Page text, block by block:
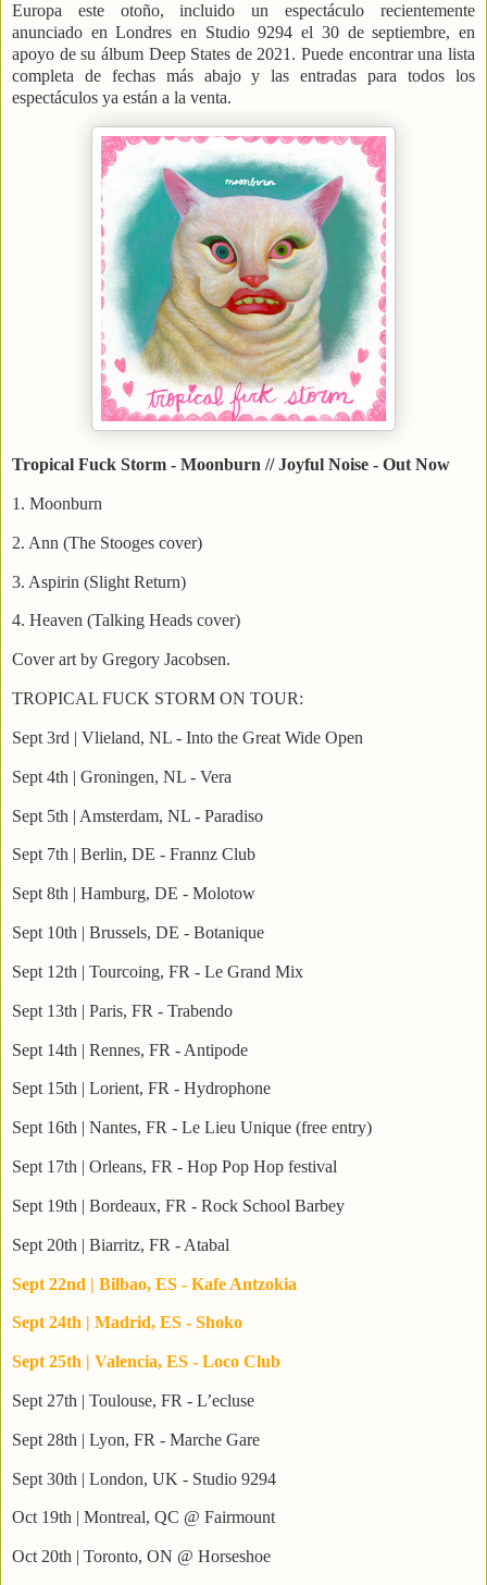
Europa este otoño, incluido un espectáculo recientemente
anunciado en Londres en Studio 9294 el 30 de septiembre, en
apoyo de su álbum Deep States de 2021. Puede encontrar una lista
completa de fechas más abajo y las entradas para todos los
espectáculos ya están a la venta.
Tropical Fuck Storm - Moonburn // Joyful Noise - Out Now
1. Moonburn
2. Ann (The Stooges cover)
3. Aspirin (Slight Return)
4. Heaven (Talking Heads cover)
Cover art by Gregory Jacobsen.
TROPICAL FUCK STORM ON TOUR:
Sept 3rd | Vlieland, NL - Into the Great Wide Open
Sept 4th | Groningen, NL - Vera
Sept 5th | Amsterdam, NL - Paradiso
Sept 7th | Berlin, DE - Frannz Club
Sept 8th | Hamburg, DE - Molotow
Sept 10th | Brussels, DE - Botanique
Sept 12th | Tourcoing, FR - Le Grand Mix
Sept 13th | Paris, FR - Trabendo
Sept 14th | Rennes, FR - Antipode
Sept 15th | Lorient, FR - Hydrophone
Sept 16th | Nantes, FR - Le Lieu Unique (free entry)
Sept 17th | Orleans, FR - Hop Pop Hop festival
Sept 19th | Bordeaux, FR - Rock School Barbey
Sept 20th | Biarritz, FR - Atabal
Sept 22nd | Bilbao, ES - Kafe Antzokia
Sept 24th | Madrid, ES - Shoko
Sept 25th | Valencia, ES - Loco Club
Sept 27th | Toulouse, FR - L’ecluse
Sept 28th | Lyon, FR - Marche Gare
Sept 30th | London, UK - Studio 9294
Oct 19th | Montreal, QC @ Fairmount
Oct 20th | Toronto, ON @ Horseshoe